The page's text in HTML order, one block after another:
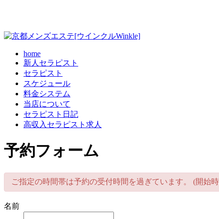
home
新人セラピスト
セラピスト
スケジュール
料金システム
当店について
セラピスト日記
高収入セラピスト求人
予約フォーム
ご指定の時間帯は予約の受付時間を過ぎています。 (開始
名前